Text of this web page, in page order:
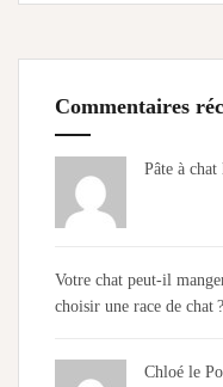
Commentaires
Pâte à chat
Votre chat peut-il
choisir une race de chat ?
Chloé le